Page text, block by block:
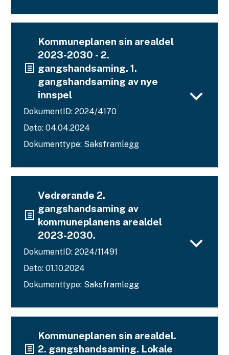
Kommuneplanen sin arealdel
2023-2030 - 2.
gangshandsaming. 1.
gangshandsaming av nye
innspel
DokumentID: 2024/4170
Dato: 04.04.2024
Dokumenttype: Saksframlegg
Vedrørande 2.
gangshandsaming av
kommuneplanens arealdel
2023-2030.
DokumentID: 2024/11491
Dato: 01.10.2024
Dokumenttype: Saksframlegg
Kommuneplanen sin arealdel.
2. gangshandsaming. Lokale